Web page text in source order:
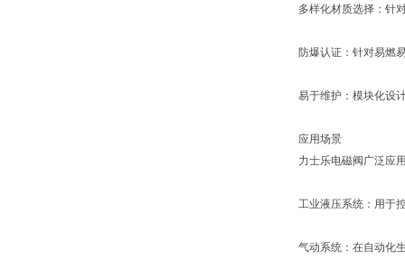
多样化材质选择：针
防爆认证：针对易燃
易于维护：模块化设
应用场景
力士乐电磁阀广泛应
工业液压系统：用于
气动系统：在自动化